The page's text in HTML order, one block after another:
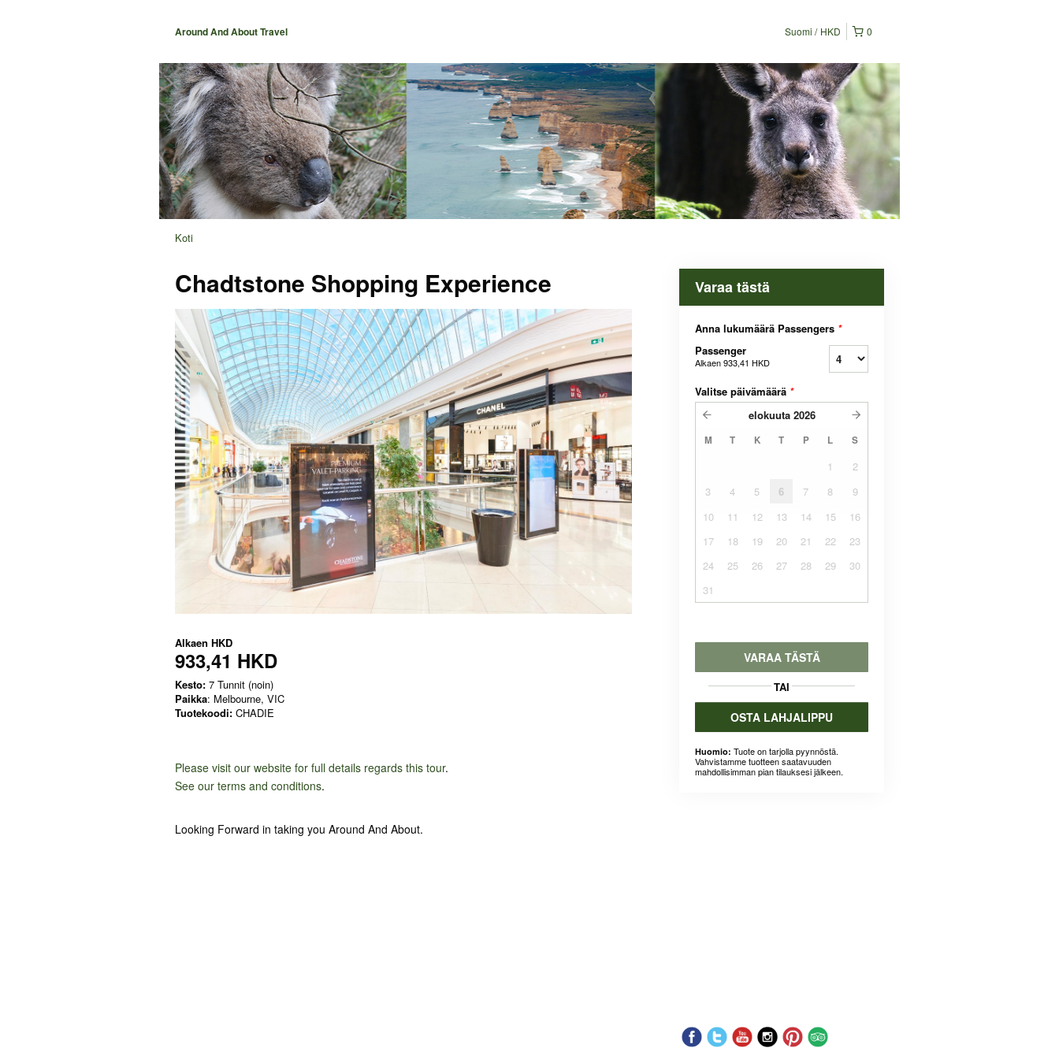
Around And About Travel 0
Suomi HKD
Koti
Chadtstone Shopping Experience
Alkaen HKD
933,41 HKD
Kesto: 7 Tunnit (noin)
Paikka: Melbourne, VIC
Tuotekoodi: CHADIE
Please visit our website for full details regards this tour.
See our terms and conditions.
Looking Forward in taking you Around And About.
Varaa tästä
Anna lukumäärä Passengers *
Passenger
Alkaen933,41 HKD
Valitse päivämäärä *
elokuuta 2026
M T K T P L S
1
2
3
4 5 6 7 8
9
10
11 12 13 14 15
16
17
18 19 20 21 22
23
24
25 26 27 28 29
30
31
VARAA TÄSTÄ
TAI
OSTA LAHJALIPPU
Huomio: Tuote on tarjolla pyynnöstä.
Vahvistamme tuotteen saatavuuden
mahdollisimman pian tilauksesi jälkeen.